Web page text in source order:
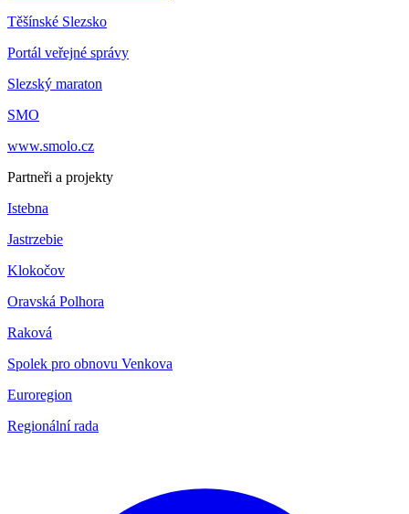
Těšínské Slezsko
Portál veřejné správy
Slezský maraton
SMO
www.smolo.cz
Partneři a projekty
Istebna
Jastrzebie
Klokočov
Oravská Polhora
Raková
Spolek pro obnovu Venkova
Euroregion
Regionální rada